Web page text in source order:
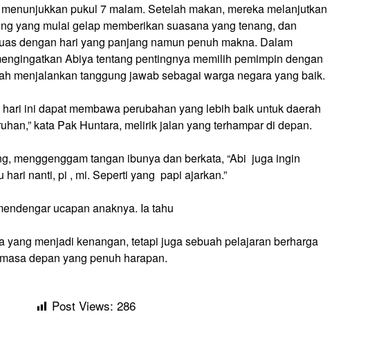
pukul 7 malam. Setelah makan, mereka melanjutkan
yang mulai gelap memberikan suasana yang tenang, dan
dengan hari yang panjang namun penuh makna. Dalam
Abiya tentang pentingnya memilih pemimpin dengan
menjalankan tanggung jawab sebagai warga negara yang baik.
ini dapat membawa perubahan yang lebih baik untuk daerah
kata Pak Huntara, melirik jalan yang terhampar di depan.
menggenggam tangan ibunya dan berkata, “Abi juga ingin
nanti, pi , mi. Seperti yang papi ajarkan.”
ucapan anaknya. Ia tahu
yang menjadi kenangan, tetapi juga sebuah pelajaran berharga
depan yang penuh harapan.
Post Views: 286